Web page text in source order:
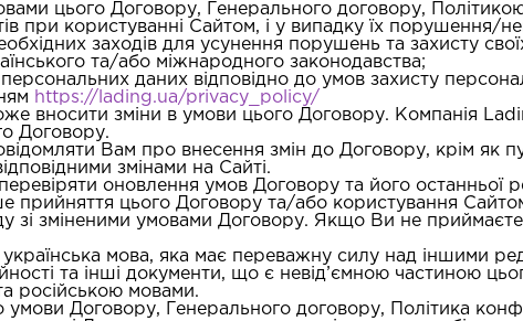
цього Договору, Генерального договору, Політикою
при користуванні Сайтом, і у випадку їх порушення/
заходів для усунення порушень та захисту
та/або міжнародного законодавства;
даних відповідно до умов захисту
https://lading.ua/privacy_policy/
вносити зміни в умови цього Договору. Компанія
Договору.
Вам про внесення змін до Договору, крім як
змінами на Сайті.
оновлення умов Договору та його останньої
цього Договору та/або користування Сайтом
зі зміненими умовами Договору. Якщо Ви не
мова, яка має переважну силу над іншими
та інші документи, що є невід’ємною частиною
російською мовами.
Договору, Генерального договору, Політика